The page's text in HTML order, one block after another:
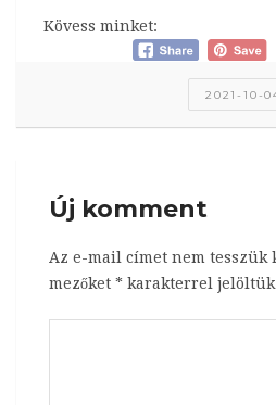
Kövess minket:
2021-10-
Új komment
Az e-mail címet nem tesszük
mezőket * karakterrel jelöltük